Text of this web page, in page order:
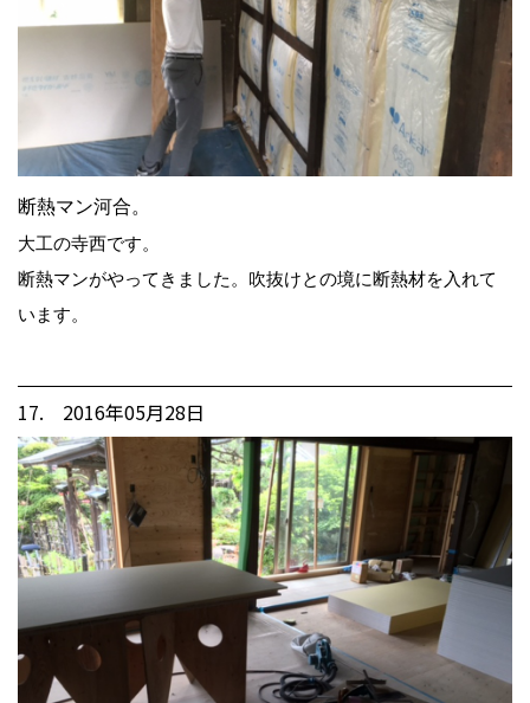
断熱マン河合。
大工の寺西です。
断熱マンがやってきました。吹抜けとの境に断熱材を入れて
います。
17. 2016年05月28日